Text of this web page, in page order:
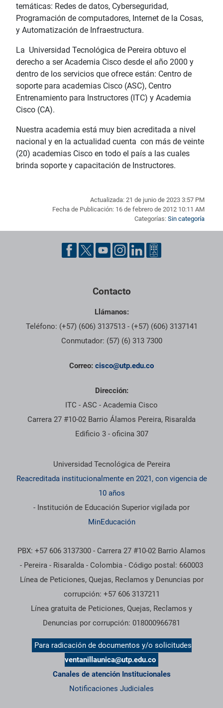
temáticas: Redes de datos, Cyberseguridad,
Programación de computadores, Internet de la Cosas,
y Automatización de Infraestructura.
La Universidad Tecnológica de Pereira obtuvo el
derecho a ser Academia Cisco desde el año 2000 y
dentro de los servicios que ofrece están: Centro de
soporte para academias Cisco (ASC), Centro
Entrenamiento para Instructores (ITC) y Academia
Cisco (CA).
Nuestra academia está muy bien acreditada a nivel
nacional y en la actualidad cuenta con más de veinte
(20) academias Cisco en todo el país a las cuales
brinda soporte y capacitación de Instructores.
Actualizada: 21 de junio de 2023 3:57 PM
Fecha de Publicación: 16 de febrero de 2012 10:11 AM
Categorías: Sin categoría
Pie de página con información de contacto, redes sociales y
Contacto
Llámanos:
Teléfono: (+57) (606) 3137513 - (+57) (606) 3137141
Conmutador: (57) (6) 313 7300
Correo: cisco@utp.edu.co
Dirección:
ITC - ASC - Academia Cisco
Carrera 27 #10-02 Barrio Álamos Pereira, Risaralda
Edificio 3 - oficina 307
Información institucional
Universidad Tecnológica de Pereira
Reacreditada institucionalmente en 2021, con vigencia de
10 años
- Institución de Educación Superior vigilada por
MinEducación
PBX: +57 606 3137300 - Carrera 27 #10-02 Barrio Alamos
- Pereira - Risaralda - Colombia - Código postal: 660003
Línea de Peticiones, Quejas, Reclamos y Denuncias por
corrupción: +57 606 3137211
Línea gratuita de Peticiones, Quejas, Reclamos y
Denuncias por corrupción: 018000966781
Para radicación de documentos y/o solicitudes
ventanillaunica@utp.edu.co
Canales de atención Institucionales
Notificaciones Judiciales